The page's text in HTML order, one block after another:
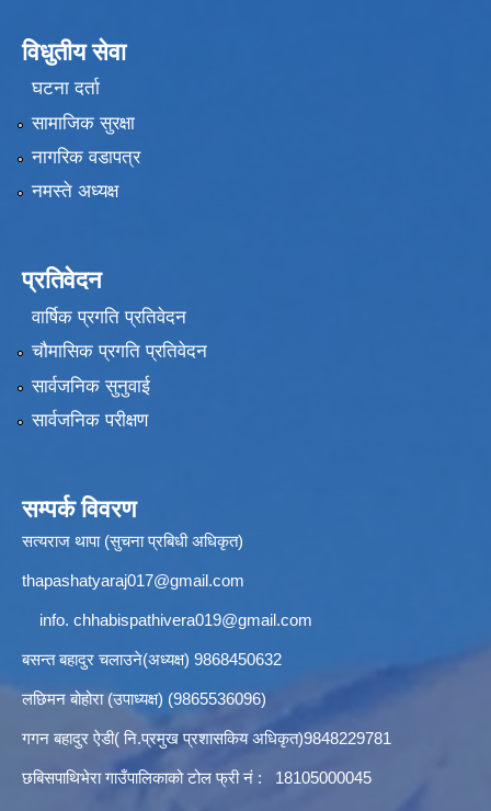
विधुतीय सेवा
घटना दर्ता
सामाजिक सुरक्षा
नागरिक वडापत्र
नमस्ते अध्यक्ष
प्रतिवेदन
वार्षिक प्रगति प्रतिवेदन
चौमासिक प्रगति प्रतिवेदन
सार्वजनिक सुनुवाई
सार्वजनिक परीक्षण
सम्पर्क विवरण
सत्यराज थापा (सुचना प्रबिधी अधिकृत)
thapashatyaraj017@gmail.com
info. chhabispathivera019@gmail.com
बसन्त बहादुर चलाउने(अध्यक्ष) 9868450632
लछिमन बोहोरा (उपाध्यक्ष) (9865536096)
गगन बहादुर ऐडी( नि.प्रमुख प्रशासकिय अधिकृत)9848229781
छबिसपाथिभेरा गाउँपालिकाको टोल फ्री नं : 18105000045